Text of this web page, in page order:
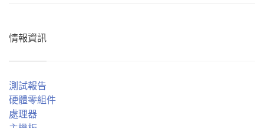
情報資訊
測試報告
硬體零組件
處理器